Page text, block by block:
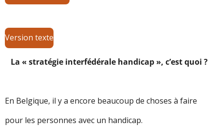
Version texte
La « stratégie interfédérale handicap », c’est quoi ?
En Belgique, il y a encore beaucoup de choses à faire
pour les personnes avec un handicap.